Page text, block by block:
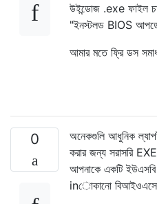
উইন্ডোজ .exe ফাইল
"ইনস্টলড BIOS
আমার মতে ফ্রি ডস
0
অনেকগুলি আধুনিক
করার জন্য সরাসরি EXE
আপনাকে একটি ইউএসবি
inোকানো বিআইওএসে